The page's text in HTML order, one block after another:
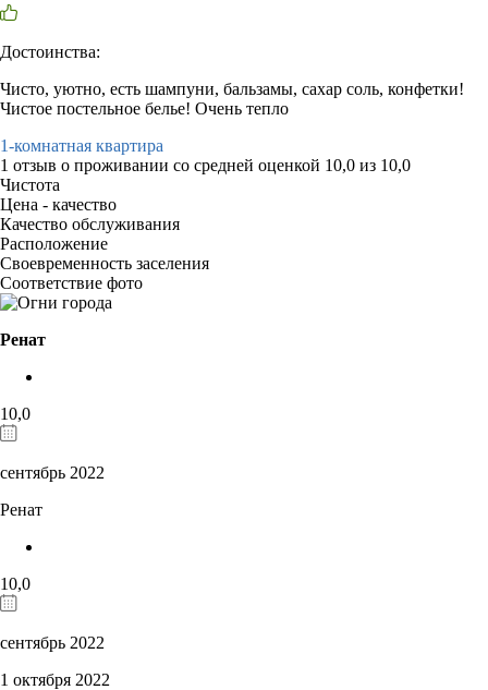
Достоинства:
Чисто, уютно, есть шампуни, бальзамы, сахар соль, конфетки!
Чистое постельное белье! Очень тепло
1-комнатная квартира
1 отзыв о проживании со средней оценкой 10,0 из 10,0
Чистота
Цена - качество
Качество обслуживания
Расположение
Своевременность заселения
Соответствие фото
Ренат
10,0
сентябрь 2022
Ренат
10,0
сентябрь 2022
1 октября 2022